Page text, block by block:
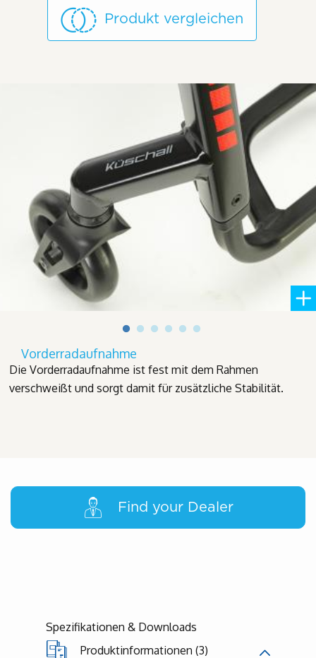
Produkt vergleichen
Vorderradaufnahme
Die Vorderradaufnahme ist fest mit dem Rahmen
verschweißt und sorgt damit für zusätzliche Stabilität.
Find your Dealer
Spezifikationen & Downloads
Produktinformationen (3)